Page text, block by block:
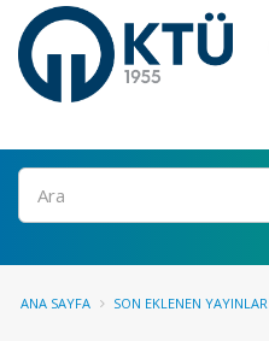
Ara
ANA SAYFA SON EKLENEN YAYINLAR